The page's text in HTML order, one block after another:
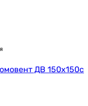
ДВ 150х150с